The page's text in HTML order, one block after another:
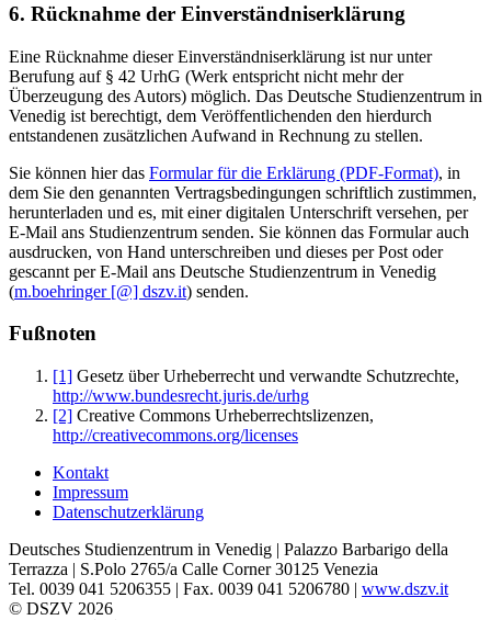
6. Rücknahme der Einverständniserklärung
Eine Rücknahme dieser Einverständniserklärung ist nur unter
Berufung auf § 42 UrhG (Werk entspricht nicht mehr der
Überzeugung des Autors) möglich. Das Deutsche Studienzentrum in
Venedig ist berechtigt, dem Veröffentlichenden den hierdurch
entstandenen zusätzlichen Aufwand in Rechnung zu stellen.
Sie können hier das Formular für die Erklärung (PDF-Format), in
dem Sie den genannten Vertragsbedingungen schriftlich zustimmen,
herunterladen und es, mit einer digitalen Unterschrift versehen, per
E-Mail ans Studienzentrum senden. Sie können das Formular auch
ausdrucken, von Hand unterschreiben und dieses per Post oder
gescannt per E-Mail ans Deutsche Studienzentrum in Venedig
(m.boehringer [@] dszv.it) senden.
Fußnoten
[1] Gesetz über Urheberrecht und verwandte Schutzrechte,
http://www.bundesrecht.juris.de/urhg
[2] Creative Commons Urheberrechtslizenzen,
http://creativecommons.org/licenses
Kontakt
Impressum
Datenschutzerklärung
Deutsches Studienzentrum in Venedig | Palazzo Barbarigo della
Terrazza | S.Polo 2765/a Calle Corner 30125 Venezia
Tel. 0039 041 5206355 | Fax. 0039 041 5206780 | www.dszv.it
© DSZV 2026